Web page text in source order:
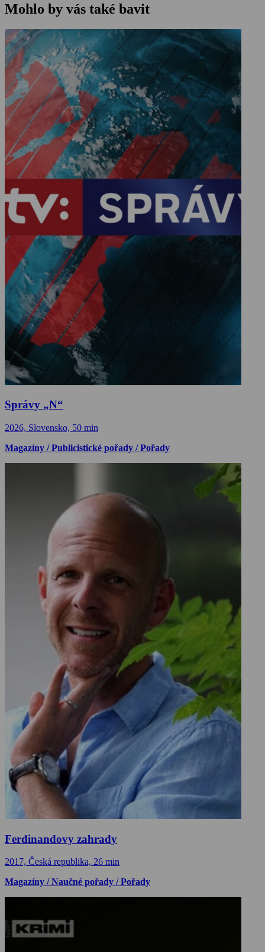
Expertinnen und Experten sowie mit Menschen vor Ort. Vier Jahre
nach der russischen Vollinvasion in der Ukraine stellen wir die
Frage: Wo steht die Ukraine? Was hat Europa gelernt? Und was
bedeutet dieser Krieg für eine Welt, die Frieden längst nicht mehr für
selbstverständlich halten kann?
Mohlo by vás také bavit
Správy „N“
2026, Slovensko, 50 min
Magazíny / Publicistické pořady / Pořady
Ferdinandovy zahrady
2017, Česká republika, 26 min
Magazíny / Naučné pořady / Pořady